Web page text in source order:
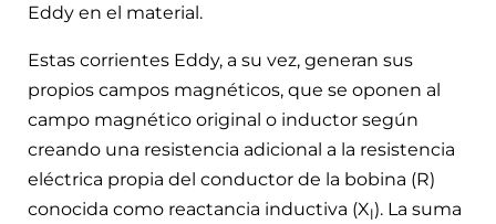
Eddy en el material.
Estas corrientes Eddy, a su vez, generan sus
propios campos magnéticos, que se oponen al
campo magnético original o inductor según
creando una resistencia adicional a la resistencia
eléctrica propia del conductor de la bobina (R)
conocida como reactancia inductiva (Xl). La suma